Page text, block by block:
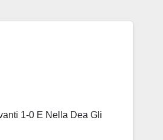
1-0 E Nella Dea Gli